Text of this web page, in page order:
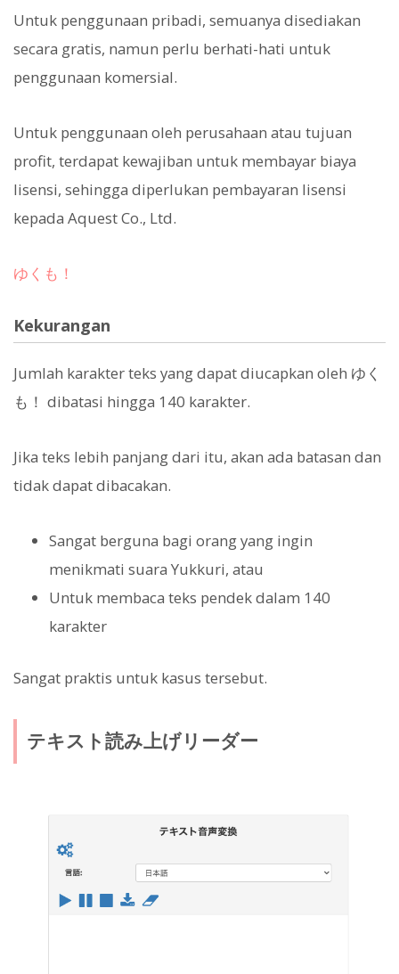
Untuk penggunaan pribadi, semuanya disediakan
secara gratis, namun perlu berhati-hati untuk
penggunaan komersial.
Untuk penggunaan oleh perusahaan atau tujuan
profit, terdapat kewajiban untuk membayar biaya
lisensi, sehingga diperlukan pembayaran lisensi
kepada Aquest Co., Ltd.
ゆくも！
Kekurangan
Jumlah karakter teks yang dapat diucapkan oleh ゆく
も！ dibatasi hingga 140 karakter.
Jika teks lebih panjang dari itu, akan ada batasan dan
tidak dapat dibacakan.
Sangat berguna bagi orang yang ingin
menikmati suara Yukkuri, atau
Untuk membaca teks pendek dalam 140
karakter
Sangat praktis untuk kasus tersebut.
テキスト読み上げリーダー